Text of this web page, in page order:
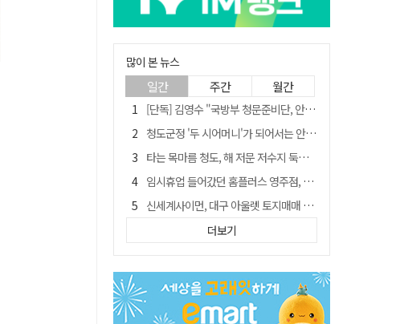
많이 본 뉴스
일간 주간 월간
[단독] 김영수 "국방부 청문준비단, 안규백 탈영 알고있었다"
청도군정 '두 시어머니'가 되어서는 안된다
타는 목마름 청도, 해 저문 저수지 둑에 군수가 서 있었다
임시휴업 들어갔던 홈플러스 영주점, 7일 영업 재개…지하 1층만 운영
신세계사이먼, 대구 아울렛 토지매매 계약 체결… 사업 본궤도
SK하이닉스, 주당 375원 분기 배당 공시…"3분기 중 주주환원 방안 확정"
이의준 전 경북도 새마을봉사과장, 제28대 울릉군 부군수 취임
外人 한 달 새 8000억 담았는데…LG이노텍 목표주가는 왜 엇갈릴까
더보기